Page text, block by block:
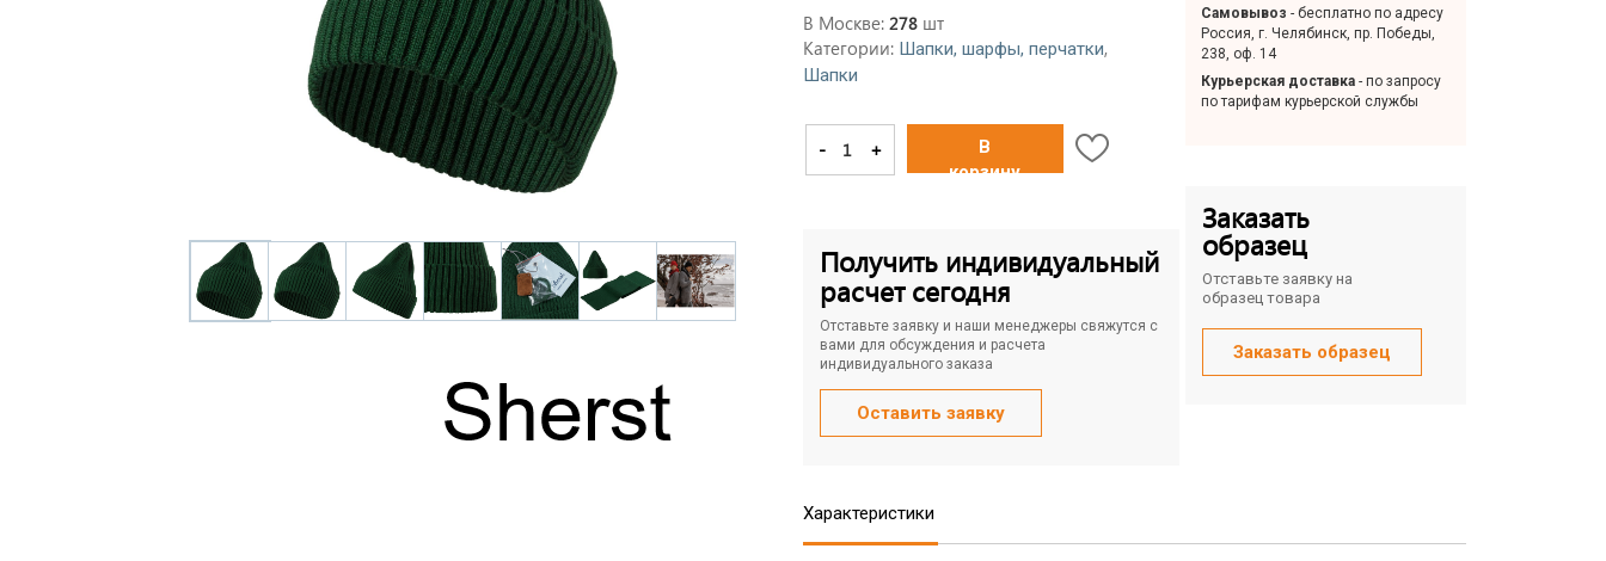
В Москве: 278 шт
Категории: Шапки, шарфы, перчатки,
Шапки
- +
В
корзину
Получить индивидуальный
расчет сегодня
Отставьте заявку и наши менеджеры свяжутся с
вами для обсуждения и расчета
индивидуального заказа
Оставить заявку
Самовывоз - бесплатно по адресу
Россия, г. Челябинск, пр. Победы,
238, оф. 14
Курьерская доставка - по запросу
по тарифам курьерской службы
Заказать
образец
Отставьте заявку на
образец товара
Заказать образец
Характеристики